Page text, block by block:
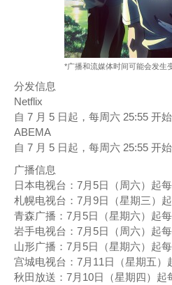
*广播和流媒体时间可能会发生
分发信息
Netflix
自 7 月 5 日起，每周六 25:55 开始
ABEMA
自 7 月 5 日起，每周六 25:55 开始
广播信息
日本电视台：7月5日（周六）起
札幌电视台：7月9日（星期三）
青森广播：7月5日（星期六）起
岩手电视台：7月5日（周六）起
山形广播：7月5日（星期六）起
宫城电视台：7月11日（星期五）
秋田放送：7月10日（星期四）起